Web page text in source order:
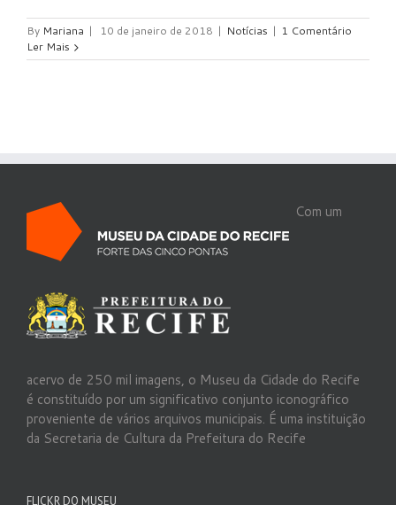
By Mariana | 10 de janeiro de 2018 | Notícias | 1 Comentário
Ler Mais
Com um
acervo de 250 mil imagens, o Museu da Cidade do Recife
é constituído por um significativo conjunto iconográfico
proveniente de vários arquivos municipais. É uma instituição
da Secretaria de Cultura da Prefeitura do Recife
FLICKR DO MUSEU